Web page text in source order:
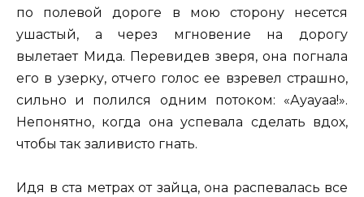
по полевой дороге в мою сторону несется
ушастый, а через мгновение на дорогу
вылетает Мида. Перевидев зверя, она погнала
его в узерку, отчего голос ее взревел страшно,
сильно и полился одним потоком: «Ауауаа!».
Непонятно, когда она успевала сделать вдох,
чтобы так заливисто гнать.
Идя в ста метрах от зайца, она распевалась все